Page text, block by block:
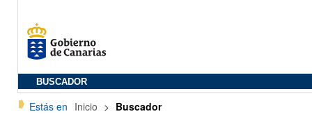
BUSCADOR
Estás en Inicio > Buscador